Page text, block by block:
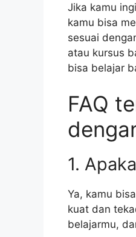
Jika kamu
kamu bisa
sesuai
atau kursus
bisa belajar
FAQ
1.
Ya, kamu
kuat dan
belajarmu,